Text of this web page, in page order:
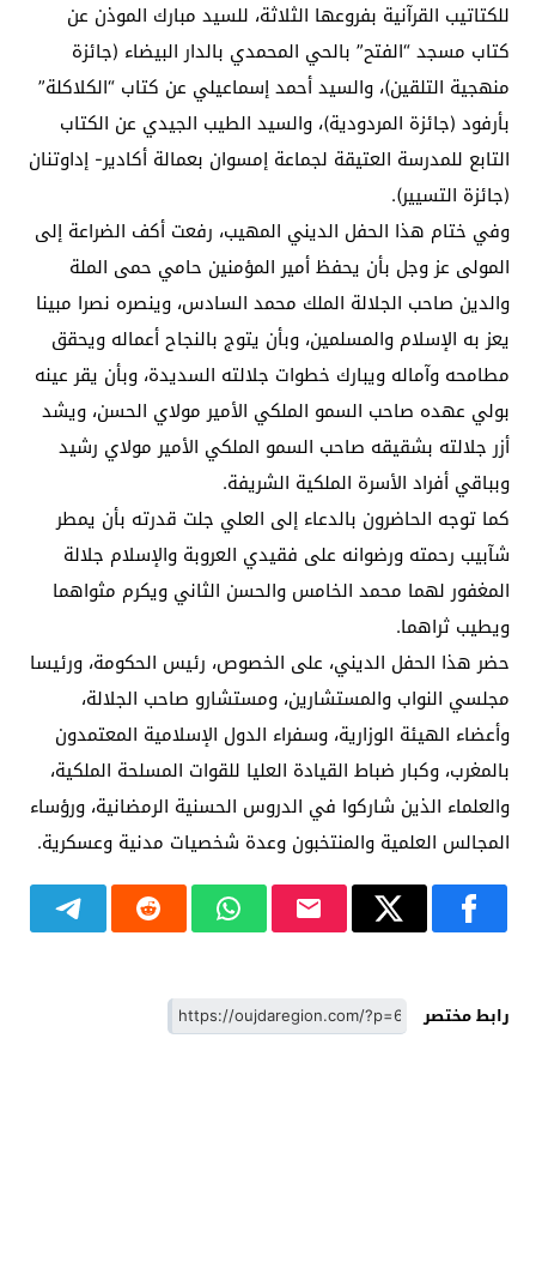
للكتاتيب القرآنية بفروعها الثلاثة، للسيد مبارك الموذن عن
كتاب مسجد “الفتح” بالحي المحمدي بالدار البيضاء (جائزة
منهجية التلقين)، والسيد أحمد إسماعيلي عن كتاب “الكلاكلة”
بأرفود (جائزة المردودية)، والسيد الطيب الجيدي عن الكتاب
التابع للمدرسة العتيقة لجماعة إمسوان بعمالة أكادير- إداوتنان
(جائزة التسيير).
وفي ختام هذا الحفل الديني المهيب، رفعت أكف الضراعة إلى
المولى عز وجل بأن يحفظ أمير المؤمنين حامي حمى الملة
والدين صاحب الجلالة الملك محمد السادس، وينصره نصرا مبينا
يعز به الإسلام والمسلمين، وبأن يتوج بالنجاح أعماله ويحقق
مطامحه وآماله ويبارك خطوات جلالته السديدة، وبأن يقر عينه
بولي عهده صاحب السمو الملكي الأمير مولاي الحسن، ويشد
أزر جلالته بشقيقه صاحب السمو الملكي الأمير مولاي رشيد
وبباقي أفراد الأسرة الملكية الشريفة.
كما توجه الحاضرون بالدعاء إلى العلي جلت قدرته بأن يمطر
شآبيب رحمته ورضوانه على فقيدي العروبة والإسلام جلالة
المغفور لهما محمد الخامس والحسن الثاني ويكرم مثواهما
ويطيب ثراهما.
حضر هذا الحفل الديني، على الخصوص، رئيس الحكومة، ورئيسا
مجلسي النواب والمستشارين، ومستشارو صاحب الجلالة،
وأعضاء الهيئة الوزارية، وسفراء الدول الإسلامية المعتمدون
بالمغرب، وكبار ضباط القيادة العليا للقوات المسلحة الملكية،
والعلماء الذين شاركوا في الدروس الحسنية الرمضانية، ورؤساء
المجالس العلمية والمنتخبون وعدة شخصيات مدنية وعسكرية.
رابط مختصر